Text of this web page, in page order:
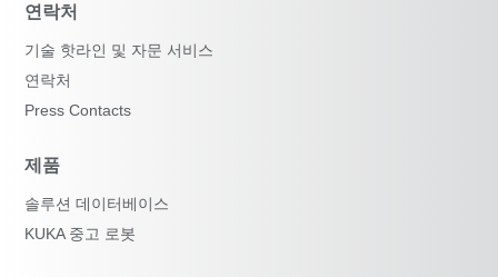
연락처
기술 핫라인 및 자문 서비스
연락처
Press Contacts
제품
솔루션 데이터베이스
KUKA 중고 로봇